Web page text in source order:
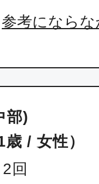
参考になら
部)
/ 女性）
回